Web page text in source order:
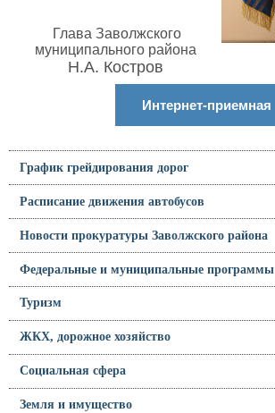
Глава Заволжского
муниципального района
Н.А. Костров
Интернет-приемная
График грейдирования дорог
Расписание движения автобусов
Новости прокуратуры Заволжского района
Федеральные и муниципальные программы
Туризм
ЖКХ, дорожное хозяйство
Социальная сфера
Земля и имущество